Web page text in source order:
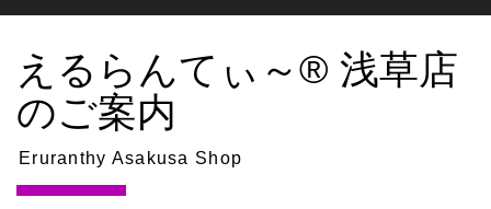
えるらんてぃ～® 浅草店
のご案内
Eruranthy Asakusa Shop